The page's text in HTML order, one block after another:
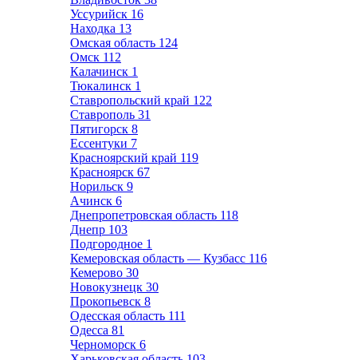
Уссурийск 16
Находка 13
Омская область 124
Омск 112
Калачинск 1
Тюкалинск 1
Ставропольский край 122
Ставрополь 31
Пятигорск 8
Ессентуки 7
Красноярский край 119
Красноярск 67
Норильск 9
Ачинск 6
Днепропетровская область 118
Днепр 103
Подгородное 1
Кемеровская область — Кузбасс 116
Кемерово 30
Новокузнецк 30
Прокопьевск 8
Одесская область 111
Одесса 81
Черноморск 6